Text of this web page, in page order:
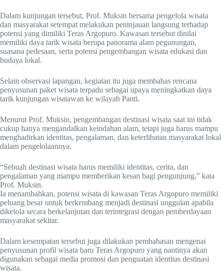
Dalam kunjungan tersebut, Prof. Muksin bersama pengelola wisata
dan masyarakat setempat melakukan peninjauan langsung terhadap
potensi yang dimiliki Teras Argopuro. Kawasan tersebut dinilai
memiliki daya tarik wisata berupa panorama alam pegunungan,
suasana pedesaan, serta potensi pengembangan wisata edukasi dan
budaya lokal.
Selain observasi lapangan, kegiatan itu juga membahas rencana
penyusunan paket wisata terpadu sebagai upaya meningkatkan daya
tarik kunjungan wisatawan ke wilayah Panti.
Menurut Prof. Muksin, pengembangan destinasi wisata saat ini tidak
cukup hanya mengandalkan keindahan alam, tetapi juga harus mampu
menghadirkan identitas, pengalaman, dan keterlibatan masyarakat lokal
dalam pengelolaannya.
“Sebuah destinasi wisata harus memiliki identitas, cerita, dan
pengalaman yang mampu memberikan kesan bagi pengunjung,” kata
Prof. Muksin.
Ia menambahkan, potensi wisata di kawasan Teras Argopuro memiliki
peluang besar untuk berkembang menjadi destinasi unggulan apabila
dikelola secara berkelanjutan dan terintegrasi dengan pemberdayaan
masyarakat sekitar.
Dalam kesempatan tersebut juga dilakukan pembahasan mengenai
penyusunan profil wisata baru Teras Argopuro yang nantinya akan
digunakan sebagai media promosi dan penguatan identitas destinasi
wisata.